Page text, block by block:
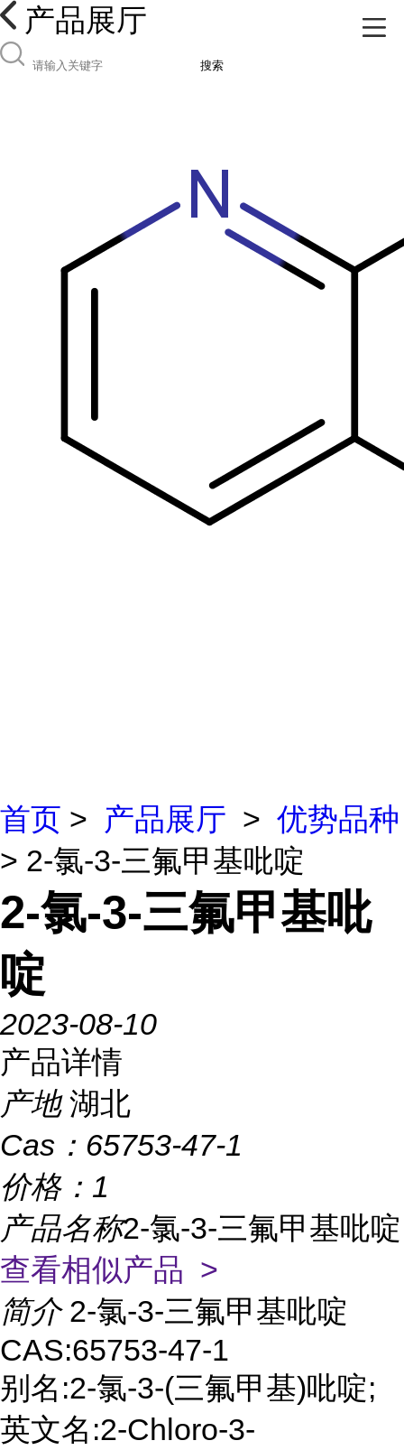
产品展厅
搜索
首页 > 产品展厅 > 优势品种
> 2-氯-3-三氟甲基吡啶
2-氯-3-三氟甲基吡
啶
2023-08-10
产品详情
产地 湖北
Cas： 65753-47-1
价格： 1
产品名称2-氯-3-三氟甲基吡啶
查看相似产品 >
简介 2-氯-3-三氟甲基吡啶
CAS:65753-47-1
别名:2-氯-3-(三氟甲基)吡啶;
英文名:2-Chloro-3-